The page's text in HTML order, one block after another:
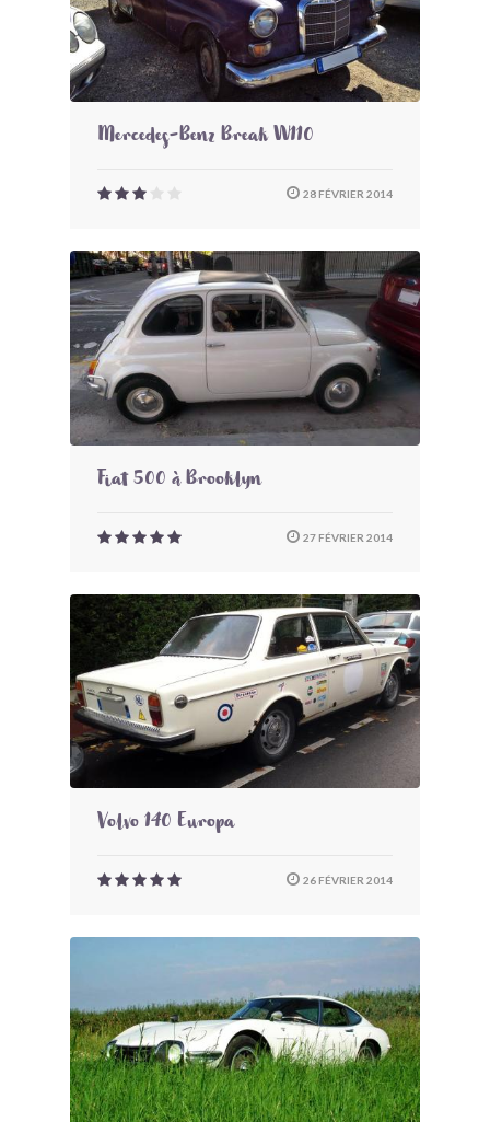
Mercedes-Benz Break W110
28 FÉVRIER 2014
Fiat 500 à Brooklyn
27 FÉVRIER 2014
Volvo 140 Europa
26 FÉVRIER 2014